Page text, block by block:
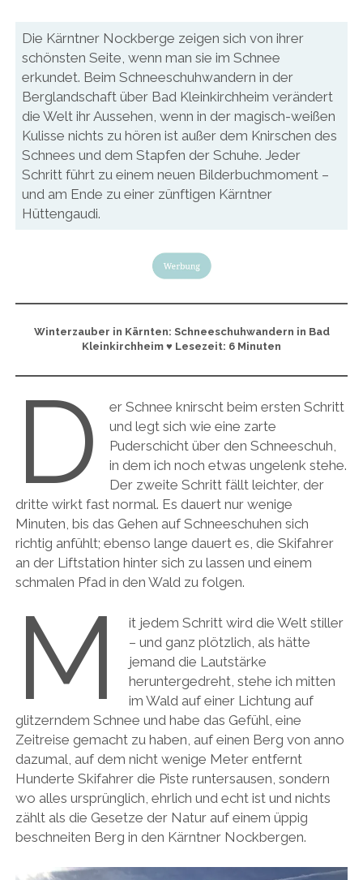
Die Kärntner Nockberge zeigen sich von ihrer
schönsten Seite, wenn man sie im Schnee
erkundet. Beim Schneeschuhwandern in der
Berglandschaft über Bad Kleinkirchheim verändert
die Welt ihr Aussehen, wenn in der magisch-weißen
Kulisse nichts zu hören ist außer dem Knirschen des
Schnees und dem Stapfen der Schuhe. Jeder
Schritt führt zu einem neuen Bilderbuchmoment –
und am Ende zu einer zünftigen Kärntner
Hüttengaudi.
Winterzauber in Kärnten: Schneeschuhwandern in Bad
Kleinkirchheim ♥ Lesezeit: 6 Minuten
D
er Schnee knirscht beim ersten Schritt
und legt sich wie eine zarte
Puderschicht über den Schneeschuh,
in dem ich noch etwas ungelenk stehe.
Der zweite Schritt fällt leichter, der
dritte wirkt fast normal. Es dauert nur wenige
Minuten, bis das Gehen auf Schneeschuhen sich
richtig anfühlt; ebenso lange dauert es, die Skifahrer
an der Liftstation hinter sich zu lassen und einem
schmalen Pfad in den Wald zu folgen.
M
it jedem Schritt wird die Welt stiller
– und ganz plötzlich, als hätte
jemand die Lautstärke
heruntergedreht, stehe ich mitten
im Wald auf einer Lichtung auf
glitzerndem Schnee und habe das Gefühl, eine
Zeitreise gemacht zu haben, auf einen Berg von anno
dazumal, auf dem nicht wenige Meter entfernt
Hunderte Skifahrer die Piste runtersausen, sondern
wo alles ursprünglich, ehrlich und echt ist und nichts
zählt als die Gesetze der Natur auf einem üppig
beschneiten Berg in den Kärntner Nockbergen.